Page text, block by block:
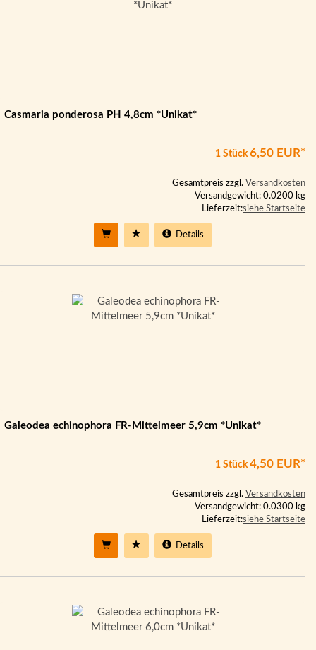
Casmaria ponderosa PH 4,8cm *Unikat*
1 Stück6,50 EUR*
Gesamtpreis zzgl. Versandkosten
Versandgewicht: 0.0200 kg
Lieferzeit:siehe Startseite
Details
Galeodea echinophora FR-Mittelmeer 5,9cm *Unikat*
1 Stück4,50 EUR*
Gesamtpreis zzgl. Versandkosten
Versandgewicht: 0.0300 kg
Lieferzeit:siehe Startseite
Details